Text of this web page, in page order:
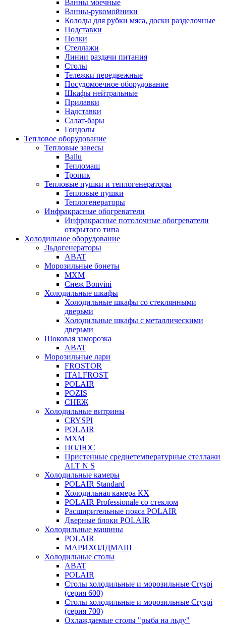
Ванны моечные
Ванны-рукомойники
Колоды для рубки мяса, доски разделочные
Подставки
Полки
Стеллажи
Линии раздачи питания
Столы
Тележки передвежные
Посудомоечное оборудование
Шкафы нейтральные
Прилавки
Надставки
Салат-бары
Гондолы
Тепловое оборудование
Тепловые завесы
Ballu
Тепломаш
Тропик
Тепловые пушки и теплогенераторы
Тепловые пушки
Теплогенераторы
Инфракрасные обогреватели
Инфракрасные потолочные обогреватели
открытого типа
Холодильное оборудование
Льдогенераторы
ABAT
Морозильные бонеты
МХМ
Снеж Bonvini
Холодильные шкафы
Холодильные шкафы cо стеклянными
дверьми
Холодильные шкафы с металлическими
дверьми
Шоковая заморозка
ABAT
Морозильные лари
FROSTOR
ITALFROST
POLAIR
POZIS
СНЕЖ
Холодильные витрины
CRYSPI
POLAIR
МХМ
ПОЛЮС
Пристенные среднетемпературные стеллажи
ALT N S
Холодильные камеры
POLAIR Standard
Холодильная камера КХ
POLAIR Professionale со стеклом
Расширительные пояса POLAIR
Дверные блоки POLAIR
Холодильные машины
POLAIR
МАРИХОЛДМАШ
Холодильные столы
ABAT
POLAIR
Столы холодильные и морозильные Cryspi
(серия 600)
Столы холодильные и морозильные Cryspi
(серия 700)
Охлаждаемые столы "рыба на льду"